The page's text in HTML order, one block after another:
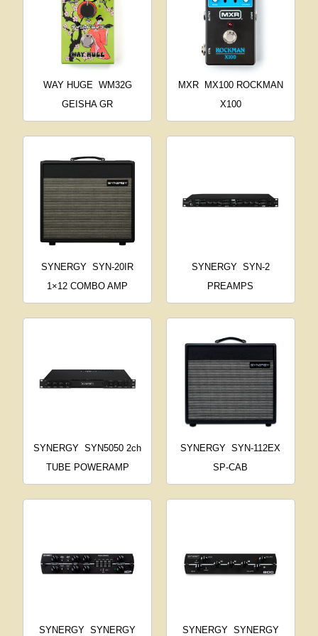
WAY HUGE WM32G
GEISHA GR
MXR
MX100 ROCKMAN
X100
SYNERGY SYN-20IR
1×12 COMBO AMP
SYNERGY SYN-2
PREAMPS
SYNERGY SYN5050 2ch
TUBE POWERAMP
SYNERGY SYN-112EX
SP-CAB
SYNERGY SYNERGY
SYNERGY SYNERGY